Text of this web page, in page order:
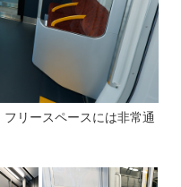
リースペースには非常通